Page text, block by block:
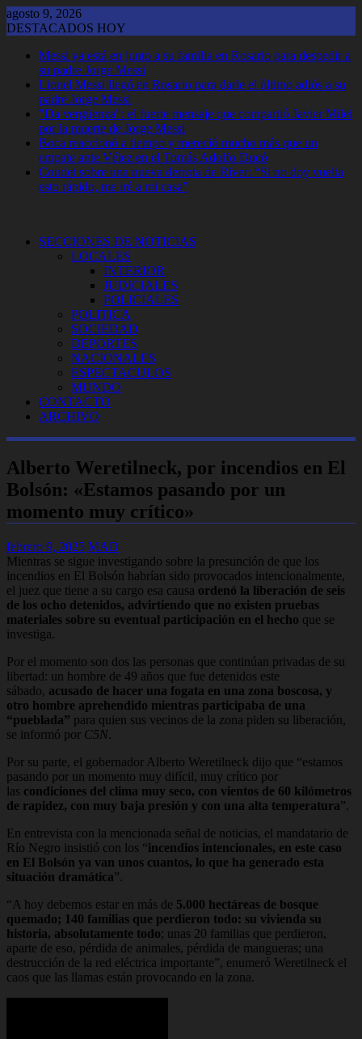
Saltar
al
agosto 9, 2026
DESTACADOS HOY
Messi ya está en junto a su familia en Rosario para despedir a
su padre Jorge Messi
Lionel Messi llegó en Rosario para darle el último adiós a su
padre Jorge Messi
"Da vergüenza": el fuerte mensaje que compartió Javier Milei
por la muerte de Jorge Messi
Boca reaccionó a tiempo y mereció mucho más que un
empate ante Vélez en el Tomás Adolfo Ducó
Coudet sobre una nueva derrota de River: “Si no doy vuelta
esto rápido, me iré a mi casa”
SECCIONES DE NOTICIAS
LOCALES
INTERIOR
JUDICIALES
POLICIALES
POLITICA
SOCIEDAD
DEPORTES
NACIONALES
ESPECTACULOS
MUNDO
CONTACTO
ARCHIVO
Alberto Weretilneck, por incendios en El
Bolsón: «Estamos pasando por un
momento muy crítico»
febrero 9, 2025 MAD
Mientras se sigue investigando sobre la presunción de que los
incendios en El Bolsón habrían sido provocados intencionalmente,
el juez que tiene a su cargo esa causa ordenó la liberación de seis
de los ocho detenidos, advirtiendo que no existen pruebas
materiales sobre su eventual participación en el hecho que se
investiga.
Por el momento son dos las personas que continúan privadas de su
libertad: un hombre de 49 años que fue detenidos este
sábado, acusado de hacer una fogata en una zona boscosa, y
otro hombre aprehendido mientras participaba de una
“pueblada” para quien sus vecinos de la zona piden su liberación,
se informó por C5N.
Por su parte, el gobernador Alberto Weretilneck dijo que “estamos
pasando por un momento muy difícil, muy crítico por
las condiciones del clima muy seco, con vientos de 60 kilómetros
de rapidez, con muy baja presión y con una alta temperatura”.
En entrevista con la mencionada señal de noticias, el mandatario de
Río Negro insistió con los “incendios intencionales, en este caso
en El Bolsón ya van unos cuantos, lo que ha generado esta
situación dramática”.
“A hoy debemos estar en más de 5.000 hectáreas de bosque
quemado; 140 familias que perdieron todo: su vivienda su
historia, absolutamente todo; unas 20 familias que perdieron,
aparte de eso, pérdida de animales, pérdida de mangueras; una
destrucción de la red eléctrica importante”, enumeró Weretilneck el
caos que las llamas están provocando en la zona.